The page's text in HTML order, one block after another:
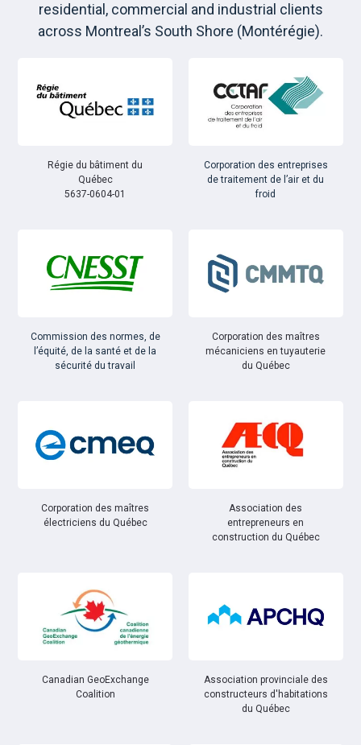
residential, commercial and industrial clients
across Montreal’s South Shore (Montérégie).
Régie du bâtiment du
Québec
5637-0604-01
Corporation des entreprises
de traitement de l’air et du
froid
Commission des normes, de
l’équité, de la santé et de la
sécurité du travail
Corporation des maîtres
mécaniciens en tuyauterie
du Québec
Corporation des maîtres
électriciens du Québec
Association des
entrepreneurs en
construction du Québec
Canadian GeoExchange
Coalition
Association provinciale des
constructeurs d'habitations
du Québec